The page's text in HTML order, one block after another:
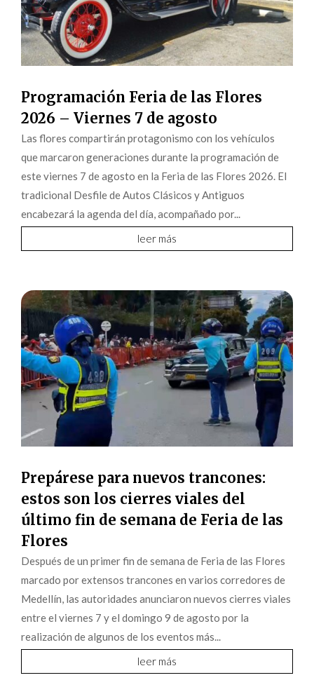
Programación Feria de las Flores
2026 – Viernes 7 de agosto
Las flores compartirán protagonismo con los vehículos
que marcaron generaciones durante la programación de
este viernes 7 de agosto en la Feria de las Flores 2026. El
tradicional Desfile de Autos Clásicos y Antiguos
encabezará la agenda del día, acompañado por...
leer más
Prepárese para nuevos trancones:
estos son los cierres viales del
último fin de semana de Feria de las
Flores
Después de un primer fin de semana de Feria de las Flores
marcado por extensos trancones en varios corredores de
Medellín, las autoridades anunciaron nuevos cierres viales
entre el viernes 7 y el domingo 9 de agosto por la
realización de algunos de los eventos más...
leer más